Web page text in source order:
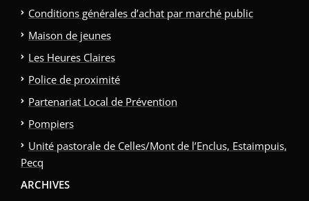
Conditions générales d’achat par marché public
Maison de jeunes
Les Heures Claires
Police de proximité
Partenariat Local de Prévention
Pompiers
Unité pastorale de Celles/Mont de l’Enclus, Estaimpuis,
Pecq
ARCHIVES